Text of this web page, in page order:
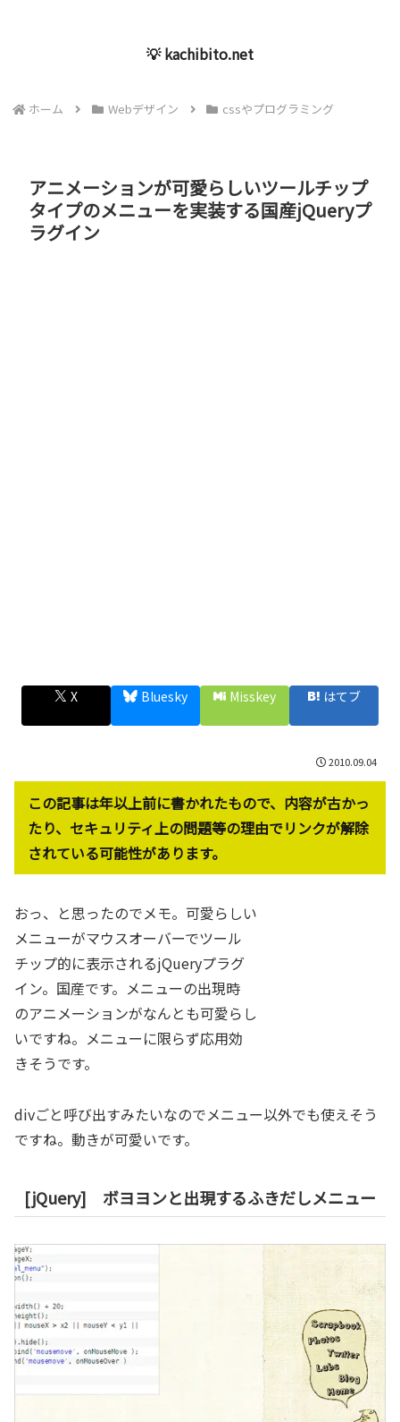
💡 kachibito.net
ホーム Webデザイン cssやプログラミング
アニメーションが可愛らしいツールチップ
タイプのメニューを実装する国産jQueryプ
ラグイン
X Bluesky Misskey はてブ
2010.09.04
この記事は年以上前に書かれたもので、内容が古かっ
たり、セキュリティ上の問題等の理由でリンクが解除
されている可能性があります。
おっ、と思ったのでメモ。可愛らしい
メニューがマウスオーバーでツール
チップ的に表示されるjQueryプラグ
イン。国産です。メニューの出現時
のアニメーションがなんとも可愛らし
いですね。メニューに限らず応用効
きそうです。
divごと呼び出すみたいなのでメニュー以外でも使えそう
ですね。動きが可愛いです。
[jQuery] ボヨヨンと出現するふきだしメニュー